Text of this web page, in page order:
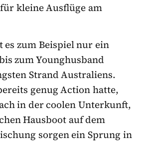
kleine Ausflüge am
es zum Beispiel nur ein
zum Younghusband
Strand Australiens.
genug Action hatte,
in der coolen Unterkunft,
Hausboot auf dem
sorgen ein Sprung in